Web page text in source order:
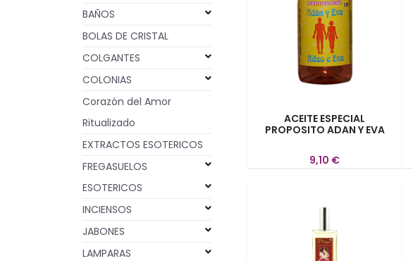
BAÑOS
BOLAS DE CRISTAL
COLGANTES
COLONIAS
Corazón del Amor
Ritualizado
EXTRACTOS ESOTERICOS
FREGASUELOS
ESOTERICOS
INCIENSOS
JABONES
LAMPARAS
ACEITE ESPECIAL
PROPOSITO ADAN Y EVA
9,10 €